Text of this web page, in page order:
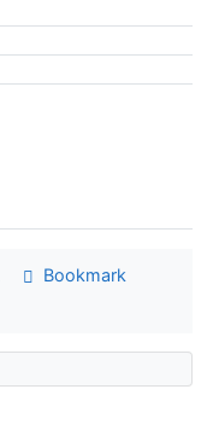
Bookmark